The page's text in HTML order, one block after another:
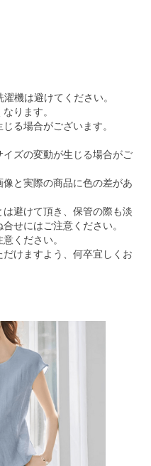
機は避けてください。
ります。
る場合がございます。
イズの変動が生じる場合がご
像と実際の商品に色の差があ
は避けて頂き、保管の際も淡
せにはご注意ください。
ください。
けますよう、何卒宜しくお